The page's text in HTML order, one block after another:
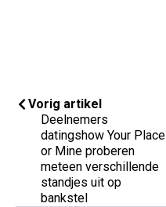
Vorig artikel
Deelnemers
datingshow Your Place
or Mine proberen
meteen verschillende
standjes uit op
bankstel